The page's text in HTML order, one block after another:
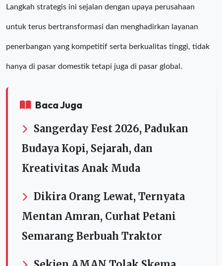
Langkah strategis ini sejalan dengan upaya perusahaan
untuk terus bertransformasi dan menghadirkan layanan
penerbangan yang kompetitif serta berkualitas tinggi, tidak
hanya di pasar domestik tetapi juga di pasar global.
Baca Juga
Sangerday Fest 2026, Padukan
Budaya Kopi, Sejarah, dan
Kreativitas Anak Muda
Dikira Orang Lewat, Ternyata
Mentan Amran, Curhat Petani
Semarang Berbuah Traktor